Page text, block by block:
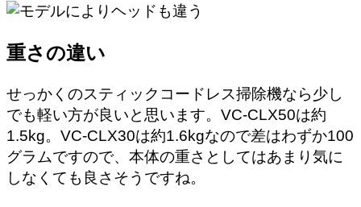
重さの違い
せっかくのスティックコードレス掃除機なら少し
でも軽い方が良いと思います。VC-CLX50は約
1.5kg。VC-CLX30は約1.6kgなので差はわずか100
グラムですので、本体の重さとしてはあまり気に
しなくても良さそうですね。